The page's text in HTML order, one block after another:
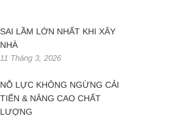
SAI LẦM LỚN NHẤT KHI XÂY
NHÀ
11 Tháng 3, 2026
NỖ LỰC KHÔNG NGỪNG CẢI
TIẾN & NÂNG CAO CHẤT
LƯỢNG